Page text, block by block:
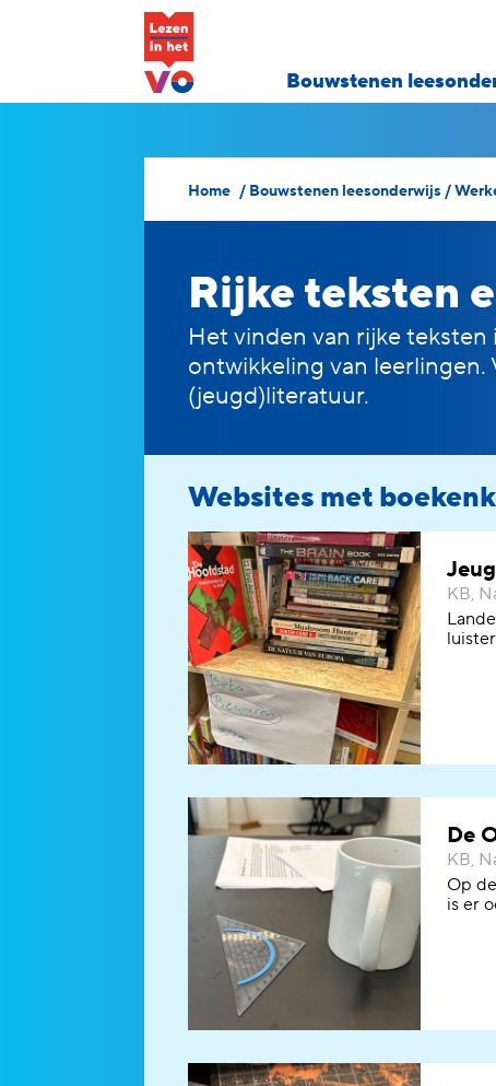
Bouwstenen
Home / Bouwstenen leesonderwijs /
Rijke teksten
Het vinden van rijke
ontwikkeling van leerlingen.
(jeugd)literatuur.
Websites met
KB,
De
KB,
Op
is er